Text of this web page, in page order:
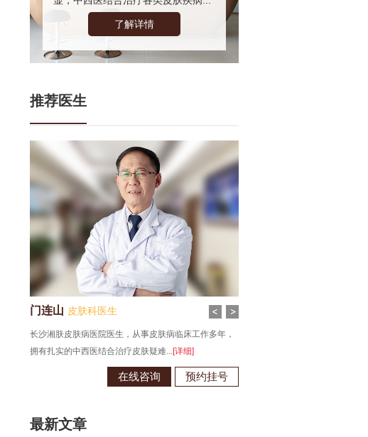
了解详情
推荐医生
门连山 皮肤科医生
长沙湘肤皮肤病医院医生，从事皮肤病临床工作多年，
拥有扎实的中西医结合治疗皮肤疑难...[详细]
在线咨询 预约挂号
最新文章